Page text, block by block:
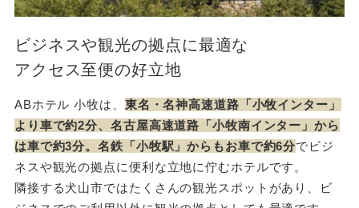
ビジネスや観光の拠点に最適な
アクセス至便の好立地
ABホテル 小牧は、 東名・名神高速道路「小牧インター」
より車で約2分、名古屋高速道路「小牧南インター」から
は車で約3分。名鉄「小牧駅」からもお車で約6分でビジ
ネスや観光の拠点に便利な立地に佇むホテルです。
隣接する犬山市ではたくさんの観光スポットがあり、ビ